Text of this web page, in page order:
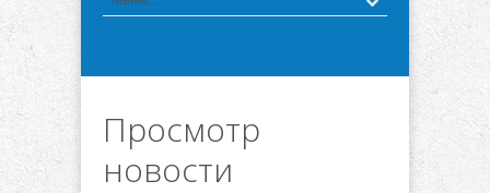
Просмотр
новости